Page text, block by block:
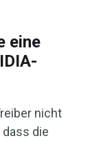
eine
nicht
dass die